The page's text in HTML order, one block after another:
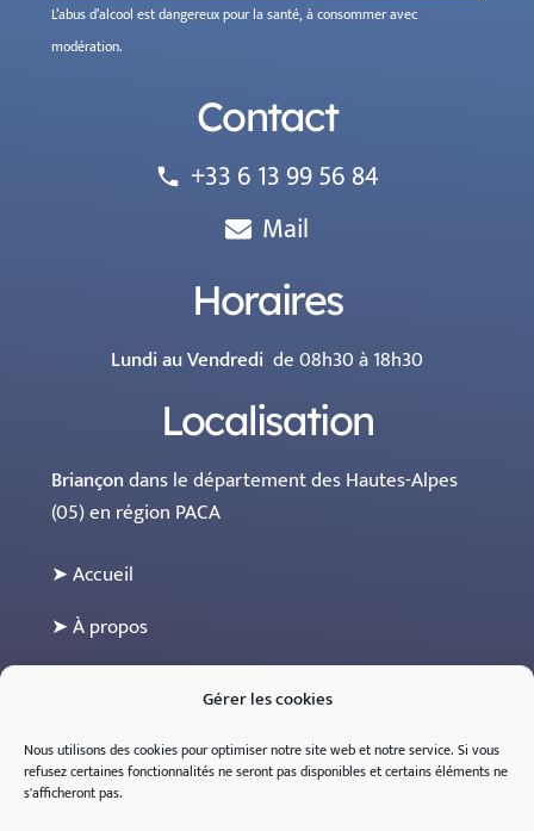
Gérer les cookies
Nous utilisons des cookies pour optimiser notre site web et notre service. Si vous
refusezcertainesfonctionnalitésneserontpasdisponiblesetcertainsélémentsne
s'afficherontpas.
L’abus d’alcool est dangereux pour la santé, à consommer avec
modération.
Contact
phone +33 6 13 99 56 84
Mail
Horaires
Lundi au Vendredi de 08h30 à 18h30
Localisation
Briançondans le département des Hautes-Alpes
(05) en région PACA
➤ Accueil
➤ À propos
➤ Espace professionnel (sur inscription)